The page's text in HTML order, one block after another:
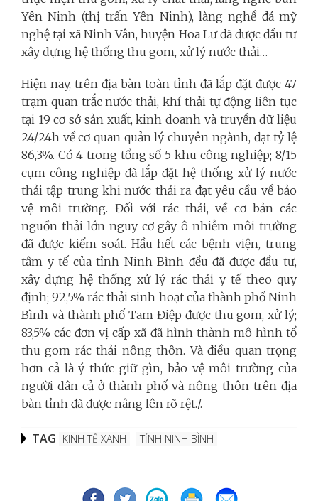
Yên Ninh (thị trấn Yên Ninh), làng nghề đá mỹ
nghệ tại xã Ninh Vân, huyện Hoa Lư đã được đầu tư
xây dựng hệ thống thu gom, xử lý nước thải…
Hiện nay, trên địa bàn toàn tỉnh đã lắp đặt được 47
trạm quan trắc nước thải, khí thải tự động liên tục
tại 19 cơ sở sản xuất, kinh doanh và truyền dữ liệu
24/24h về cơ quan quản lý chuyên ngành, đạt tỷ lệ
86,3%. Có 4 trong tổng số 5 khu công nghiệp; 8/15
cụm công nghiệp đã lắp đặt hệ thống xử lý nước
thải tập trung khi nước thải ra đạt yêu cầu về bảo
vệ môi trường. Đối với rác thải, về cơ bản các
nguồn thải lớn nguy cơ gây ô nhiễm môi trường
đã được kiểm soát. Hầu hết các bệnh viện, trung
tâm y tế của tỉnh Ninh Bình đều đã được đầu tư,
xây dựng hệ thống xử lý rác thải y tế theo quy
định; 92,5% rác thải sinh hoạt của thành phố Ninh
Bình và thành phố Tam Điệp được thu gom, xử lý;
83,5% các đơn vị cấp xã đã hình thành mô hình tổ
thu gom rác thải nông thôn. Và điều quan trọng
hơn cả là ý thức giữ gìn, bảo vệ môi trường của
người dân cả ở thành phố và nông thôn trên địa
bàn tỉnh đã được nâng lên rõ rệt./.
TAG KINH TẾ XANH TỈNH NINH BÌNH